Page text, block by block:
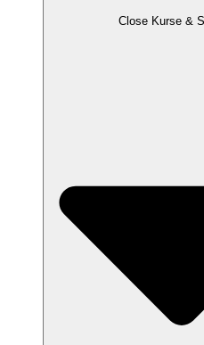
Close Kurse &